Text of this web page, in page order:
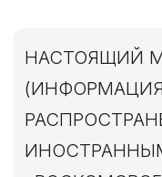
НАСТОЯЩИЙ